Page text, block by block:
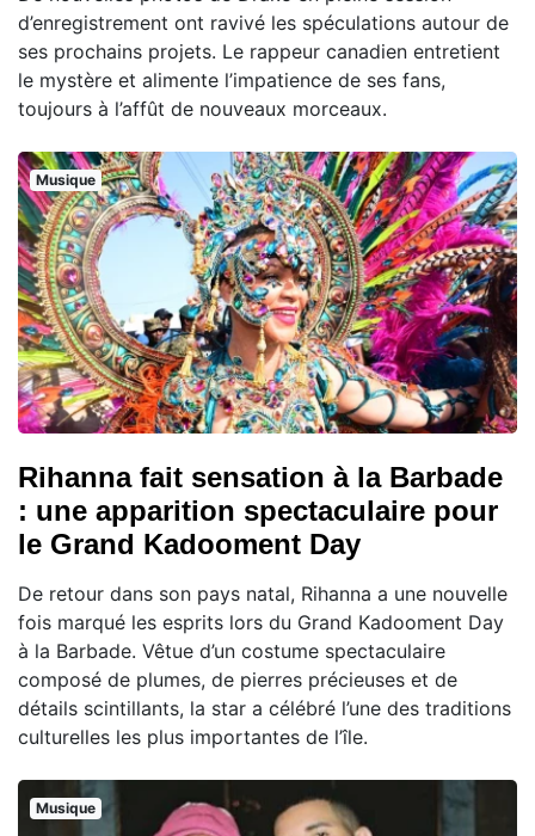
d’enregistrement ont ravivé les spéculations autour de
ses prochains projets. Le rappeur canadien entretient
le mystère et alimente l’impatience de ses fans,
toujours à l’affût de nouveaux morceaux.
Musique
Rihanna fait sensation à la Barbade
: une apparition spectaculaire pour
le Grand Kadooment Day
De retour dans son pays natal, Rihanna a une nouvelle
fois marqué les esprits lors du Grand Kadooment Day
à la Barbade. Vêtue d’un costume spectaculaire
composé de plumes, de pierres précieuses et de
détails scintillants, la star a célébré l’une des traditions
culturelles les plus importantes de l’île.
Musique